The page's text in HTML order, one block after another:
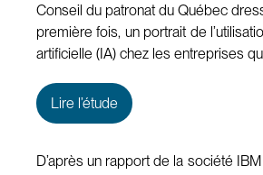
Conseil du patronat du Québec
première fois, un portrait de
artificielle (IA) chez les entreprises
Lire l’étude
D’après un rapport de la société